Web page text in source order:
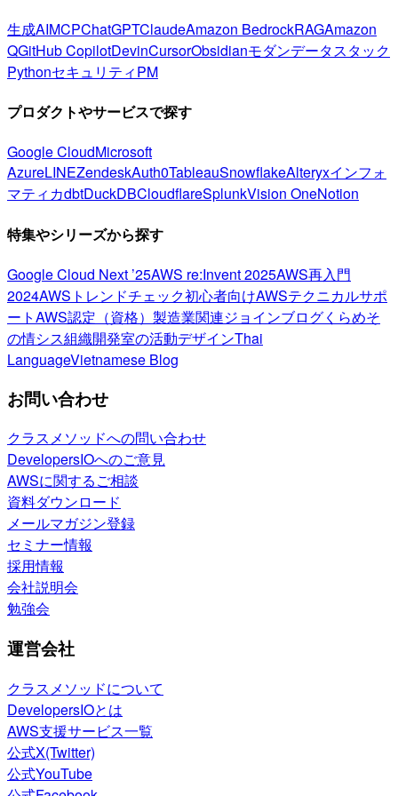
生成AIMCPChatGPTClaudeAmazon BedrockRAGAmazon
QGitHub CopilotDevinCursorObsidianモダンデータスタック
PythonセキュリティPM
プロダクトやサービスで探す
Google CloudMicrosoft
AzureLINEZendeskAuth0TableauSnowflakeAlteryxインフォ
マティカdbtDuckDBCloudflareSplunkVision OneNotion
特集やシリーズから探す
Google Cloud Next ’25AWS re:Invent 2025AWS再入門
2024AWSトレンドチェック初心者向けAWSテクニカルサポ
ートAWS認定（資格） 製造業関連ジョインブログくらめそ
の情シス組織開発室の活動デザインThai
LanguageVietnamese Blog
お問い合わせ
クラスメソッドへの問い合わせ
DevelopersIOへのご意見
AWSに関するご相談
資料ダウンロード
メールマガジン登録
セミナー情報
採用情報
会社説明会
勉強会
運営会社
クラスメソッドについて
DevelopersIOとは
AWS支援サービス一覧
公式X(Twitter)
公式YouTube